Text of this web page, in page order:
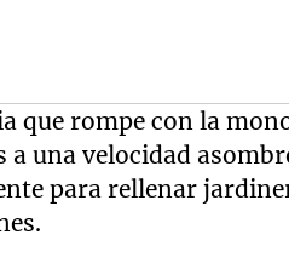
que rompe con la
a una velocidad
para rellenar